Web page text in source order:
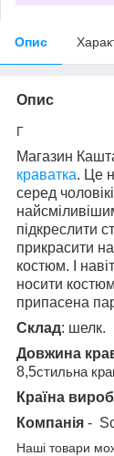
Опис
Опис
Г
Магазин
краватка. Це
серед
підкреслити
прикрасити
костюм. І
носити
припасена
Склад: шелк.
Довжина
8,5стильна
Країна
Компанія -
Наші товари